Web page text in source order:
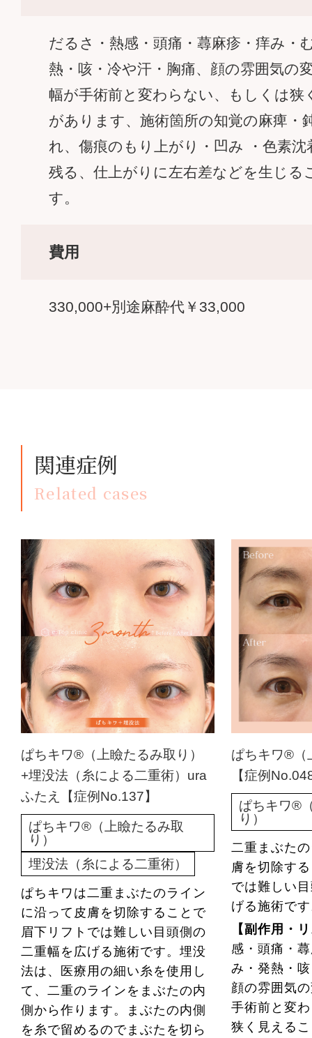
だるさ・熱感・頭痛・蕁麻疹・痒み・
熱・咳・冷や汗・胸痛、顔の雰囲気の
幅が手術前と変わらない、もしくは狭
があります、施術箇所の知覚の麻痺・
れ、傷痕のもり上がり・凹み ・色素
残る、仕上がりに左右差などを生じる
す。
費用
330,000+別途麻酔代￥33,000
関連症例
Related cases
ぱちキワ®（上瞼たるみ取り）
+埋没法（糸による二重術）ura
ふたえ【症例No.137】
ぱちキワ®（上瞼たるみ取
り）
埋没法（糸による二重術）
ぱちキワは二重まぶたのライン
に沿って皮膚を切除することで
眉下リフトでは難しい目頭側の
二重幅を広げる施術です。埋没
法は、医療用の細い糸を使用し
て、二重のラインをまぶたの内
側から作ります。まぶたの内側
を糸で留めるのでまぶたを切ら
ぱちキワ®（
【症例
ぱちキワ®
り）
二重まぶた
膚を切除す
では難しい
げる施術で
【副作用・
感・頭痛・
み・発熱・
顔の雰囲気
手術前と変
狭く見える